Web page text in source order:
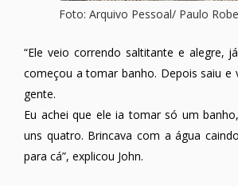
Foto: Arquivo Pessoal/ Paulo
“Ele veio correndo saltitante e alegre,
começou a tomar banho. Depois saiu e
gente.
Eu achei que ele ia tomar só um
uns quatro. Brincava com a água
para cá”, explicou John.